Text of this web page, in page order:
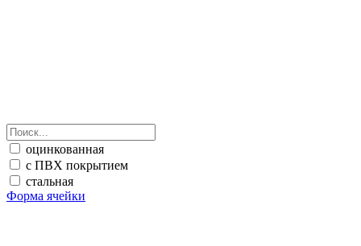
оцинкованная
с ПВХ покрытием
стальная
Форма ячейки